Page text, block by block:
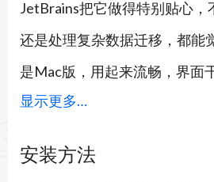
JetBrains把它做得特别贴心，
还是处理复杂数据迁移，都能
是Mac版，用起来流畅，界面
堆一大堆按钮。
1. 支持海量数据库引擎，包括
显示更多…
安装方法